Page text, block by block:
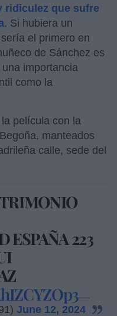
ridiculez que sufre
. Si hubiera un
el primero en
de Sánchez es
importancia
como la
película con la
manteados
calle, sede del
ESPAÑA 223
—
June 12, 2024